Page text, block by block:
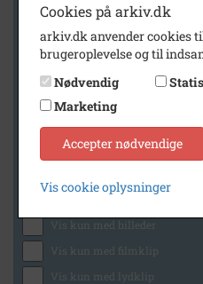
Arkiv
Holbæk-Arkiverne / Tølløse
Generelt
Vis kun med billeder
Vis kun med filmklip
Vis kun med lydklip
Cookies på arkiv.dk
arkiv.dk anvender cookies
brugeroplevelse og til
Nødvendig
Marketing
Accepter nødvendige
Vis cookie oplysninger